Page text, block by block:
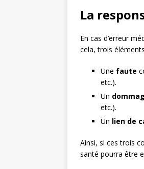
La
En cas d’erreur
cela, trois
Une faute
etc.).
Un
etc.).
Un lien de
Ainsi, si ces trois
santé pourra être